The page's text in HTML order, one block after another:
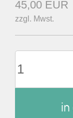
45,00 EUR
zzgl. Mwst.